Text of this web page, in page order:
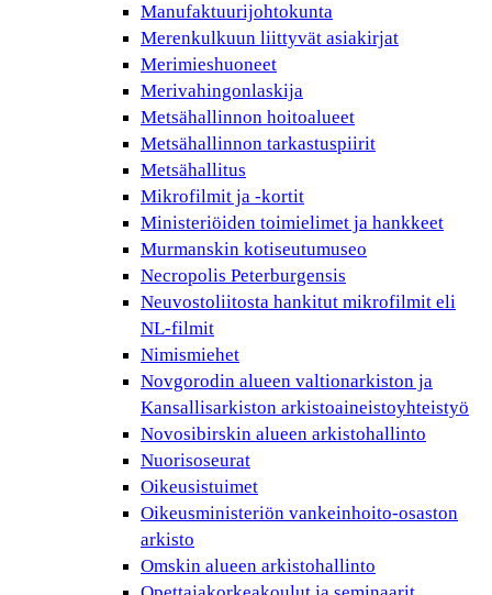
Manufaktuurijohtokunta
Merenkulkuun liittyvät asiakirjat
Merimieshuoneet
Merivahingonlaskija
Metsähallinnon hoitoalueet
Metsähallinnon tarkastuspiirit
Metsähallitus
Mikrofilmit ja -kortit
Ministeriöiden toimielimet ja hankkeet
Murmanskin kotiseutumuseo
Necropolis Peterburgensis
Neuvostoliitosta hankitut mikrofilmit eli
NL-filmit
Nimismiehet
Novgorodin alueen valtionarkiston ja
Kansallisarkiston arkistoaineistoyhteistyö
Novosibirskin alueen arkistohallinto
Nuorisoseurat
Oikeusistuimet
Oikeusministeriön vankeinhoito-osaston
arkisto
Omskin alueen arkistohallinto